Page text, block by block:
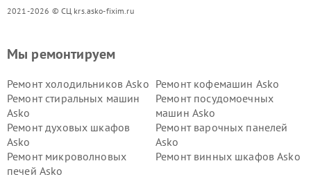
2021-2026 © СЦ krs.asko-fixim.ru
Мы ремонтируем
Ремонт холодильников Asko Ремонт кофемашин Asko
Ремонт стиральных машин
Asko
Ремонт посудомоечных
машин Asko
Ремонт духовых шкафов
Asko
Ремонт варочных панелей
Asko
Ремонт микроволновых
печей Asko
Ремонт винных шкафов Asko